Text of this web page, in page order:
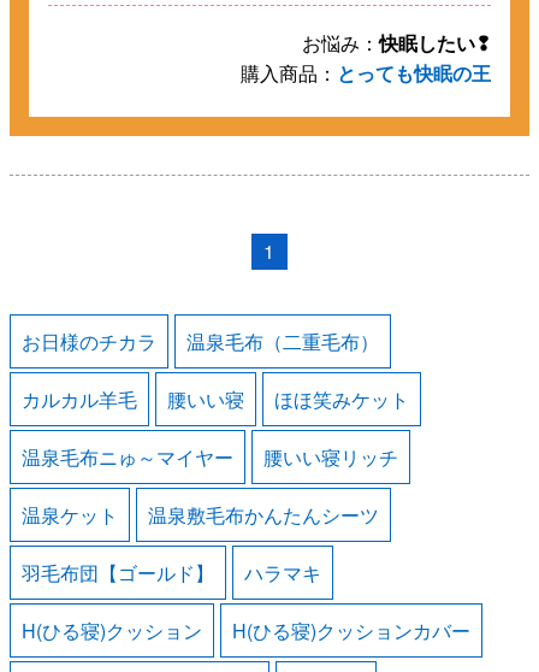
お悩み：快眠したい❢
購入商品： とっても快眠の王
1
お日様のチカラ 温泉毛布（二重毛布）
カルカル羊毛 腰いい寝 ほほ笑みケット
温泉毛布ニゅ～マイヤー 腰いい寝リッチ
温泉ケット 温泉敷毛布かんたんシーツ
羽毛布団【ゴールド】 ハラマキ
H(ひる寝)クッション H(ひる寝)クッションカバー